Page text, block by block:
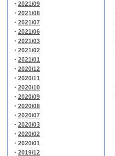
・ 2021/09
・ 2021/08
・ 2021/07
・ 2021/06
・ 2021/03
・ 2021/02
・ 2021/01
・ 2020/12
・ 2020/11
・ 2020/10
・ 2020/09
・ 2020/08
・ 2020/07
・ 2020/03
・ 2020/02
・ 2020/01
・ 2019/12